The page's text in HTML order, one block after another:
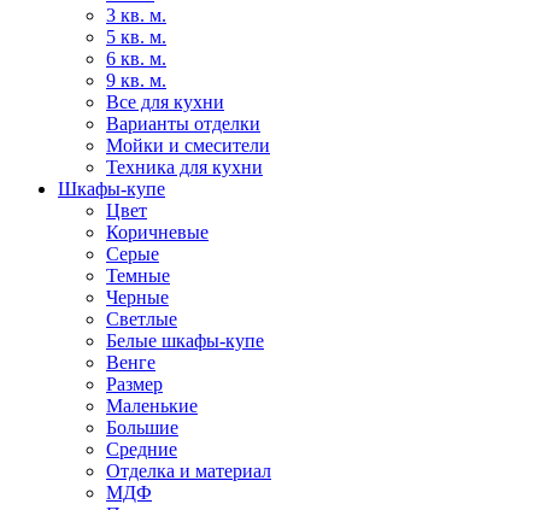
3 кв. м.
5 кв. м.
6 кв. м.
9 кв. м.
Все для кухни
Варианты отделки
Мойки и смесители
Техника для кухни
Шкафы-купе
Цвет
Коричневые
Серые
Темные
Черные
Светлые
Белые шкафы-купе
Венге
Размер
Маленькие
Большие
Средние
Отделка и материал
МДФ